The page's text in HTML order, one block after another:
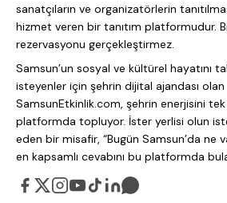
sanatçıların ve organizatörlerin
hizmet veren bir tanıtım platformudur.
rezervasyonu gerçekleştirmez.
Samsun’un sosyal ve kültürel hayatını
isteyenler için şehrin dijital ajandası olan
SamsunEtkinlik.com, şehrin enerjisini
platformda topluyor. İster yerlisi olun
eden bir misafir, “Bugün Samsun’da ne
en kapsamlı cevabını bu platformda